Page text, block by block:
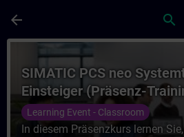
arrow_back search
課程 - SIMATIC PCS
SIMATIC PCS neo
Einsteiger (Präsenz-
Learning Event - Classroom
In diesem Präsenzkurs lernen